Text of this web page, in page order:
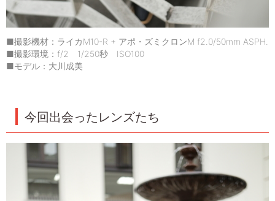
■撮影機材：ライカM10-R + アポ・ズミクロンM f2.0/50mm ASPH.
■撮影環境：f/2 1/250秒 ISO100
■モデル：大川成美
今回出会ったレンズたち